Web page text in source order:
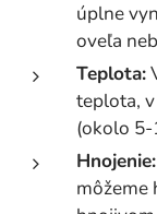
úplne
oveľa
Teplota:
teplota,
(okolo 5-
Hnojenie:
môžeme